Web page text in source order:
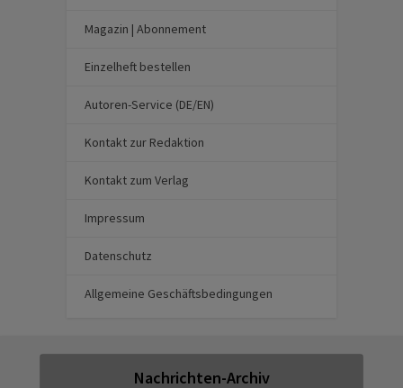
Magazin | Abonnement
Einzelheft bestellen
Autoren-Service (DE/EN)
Kontakt zur Redaktion
Kontakt zum Verlag
Impressum
Datenschutz
Allgemeine Geschäftsbedingungen
Nachrichten-Archiv